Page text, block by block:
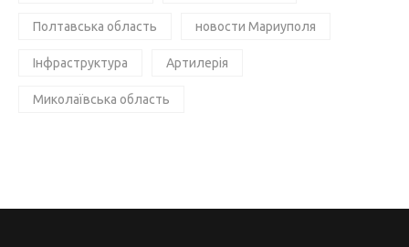
Полтавська область новости Мариуполя
Інфраструктура Артилерія
Миколаївська область